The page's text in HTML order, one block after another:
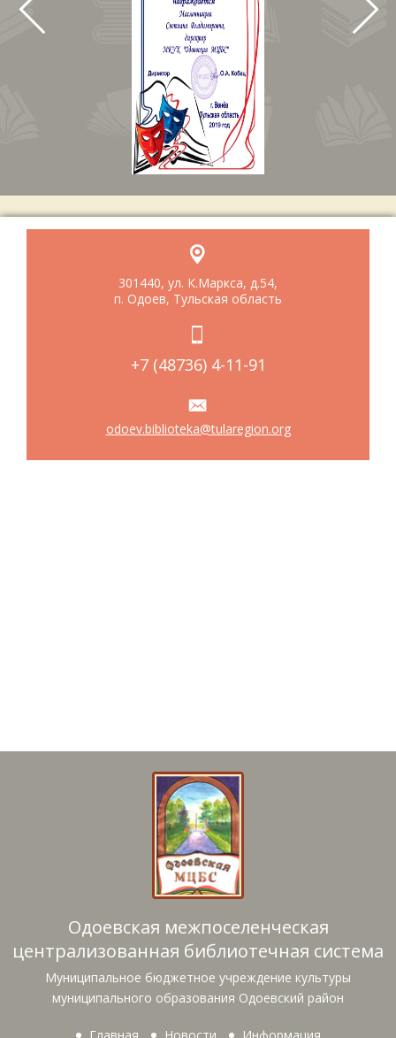
301440, ул. К.Маркса, д.54,
п. Одоев, Тульская область
+7 (48736) 4-11-91
odoev.biblioteka@tularegion.org
Одоевская межпоселенческая
централизованная библиотечная система
Муниципальное бюджетное учреждение культуры
муниципального образования Одоевский район